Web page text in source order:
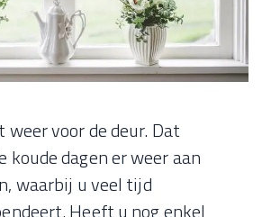
voor de deur. Dat
koude dagen er weer aan
waarbij u veel tijd
Heeft u nog enkel